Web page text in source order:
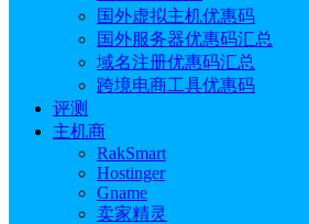
国外虚拟主机优惠码
国外服务器优惠码汇总
域名注册优惠码汇总
跨境电商工具优惠码
评测
主机商
RakSmart
Hostinger
Gname
卖家精灵
务器商家汇总
作者: Emily 分类:主机 发布时间:
新于: 2026.05.22 11:03:33